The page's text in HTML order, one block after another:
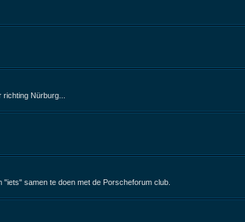
Nürburg...
samen te doen met de Porscheforum club.